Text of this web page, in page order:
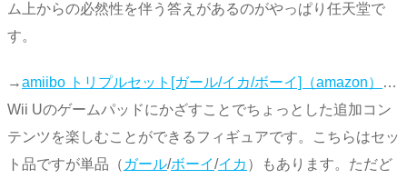
ム上からの必然性を伴う答えがあるのがやっぱり任天堂で
す。
→amiibo トリプルセット[ガール/イカ/ボーイ]（amazon）
…
Wii Uのゲームパッドにかざすことでちょっとした追加コン
テンツを楽しむことができるフィギュアです。こちらはセッ
ト品ですが単品（ ガール/ボーイ/イカ ）もあります。ただど